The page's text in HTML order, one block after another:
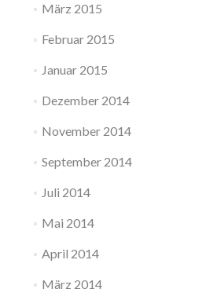
März 2015
Februar 2015
Januar 2015
Dezember 2014
November 2014
September 2014
Juli 2014
Mai 2014
April 2014
März 2014